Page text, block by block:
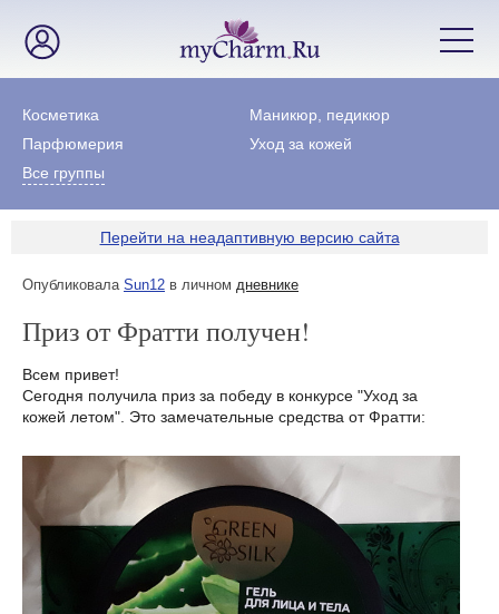
Косметика
Маникюр, педикюр
Парфюмерия
Уход за кожей
Все группы
Перейти на неадаптивную версию сайта
Опубликовала Sun12 в личном дневнике
Приз от Фратти получен!
Всем привет!
Сегодня получила приз за победу в конкурсе "Уход за
кожей летом". Это замечательные средства от Фратти: